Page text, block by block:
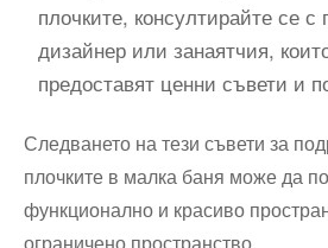
плочките, консултирайте се
дизайнер или занаятчия,
предоставят ценни съвети и
Следването на тези съвети за
плочките в малка баня може да
функционално и красиво